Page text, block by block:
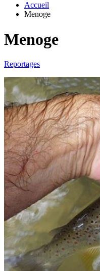
Accueil
Menoge
Menoge
Reportages